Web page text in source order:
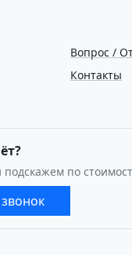
Вопрос /
Контакты
по